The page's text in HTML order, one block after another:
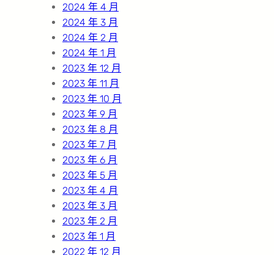
2024 年 4 月
2024 年 3 月
2024 年 2 月
2024 年 1 月
2023 年 12 月
2023 年 11 月
2023 年 10 月
2023 年 9 月
2023 年 8 月
2023 年 7 月
2023 年 6 月
2023 年 5 月
2023 年 4 月
2023 年 3 月
2023 年 2 月
2023 年 1 月
2022 年 12 月